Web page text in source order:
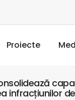
Proiecte
infracțiunilor